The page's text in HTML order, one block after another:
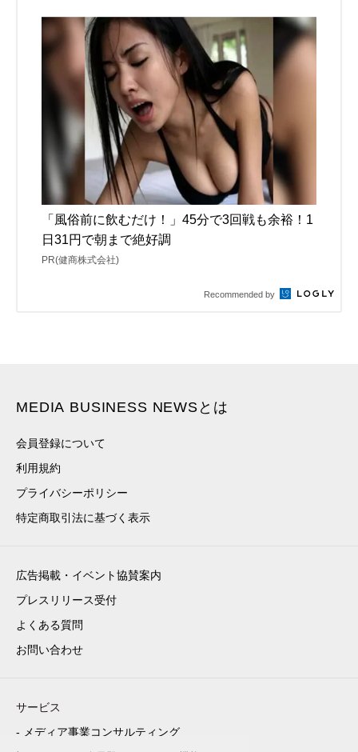
「風俗前に飲むだけ！」45分で3回戦も余裕！1
日31円で朝まで絶好調
PR(健商株式会社)
Recommended by
MEDIA BUSINESS NEWSとは
会員登録について
利用規約
プライバシーポリシー
特定商取引法に基づく表示
広告掲載・イベント協賛案内
プレスリリース受付
よくある質問
お問い合わせ
サービス
- メディア事業コンサルティング